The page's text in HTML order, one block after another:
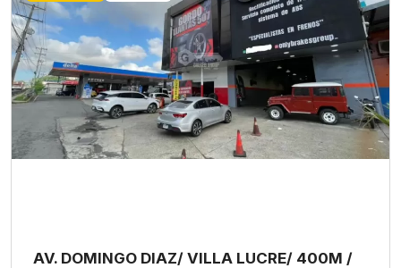
AV. DOMINGO DIAZ/ VILLA LUCRE/ 400M /